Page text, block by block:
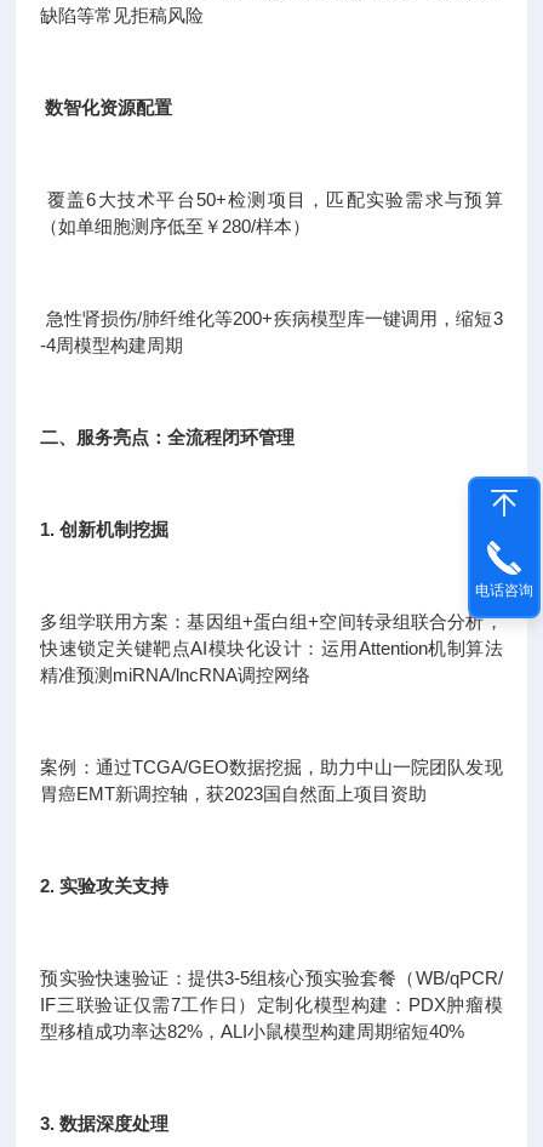
缺陷等常见拒稿风险
数智化资源配置
覆盖6大技术平台50+检测项目，匹配实验需求与预算
（如单细胞测序低至￥280/样本）
急性肾损伤/肺纤维化等200+疾病模型库一键调用，缩短3
-4周模型构建周期
二、服务亮点：全流程闭环管理
1. 创新机制挖掘
多组学联用方案：基因组+蛋白组+空间转录组联合分析，
快速锁定关键靶点AI模块化设计：运用Attention机制算法
精准预测miRNA/lncRNA调控网络
案例：通过TCGA/GEO数据挖掘，助力中山一院团队发现
胃癌EMT新调控轴，获2023国自然面上项目资助
2. 实验攻关支持
预实验快速验证：提供3-5组核心预实验套餐（WB/qPCR/
IF三联验证仅需7工作日）定制化模型构建：PDX肿瘤模
型移植成功率达82%，ALI小鼠模型构建周期缩短40%
3. 数据深度处理
电话咨询